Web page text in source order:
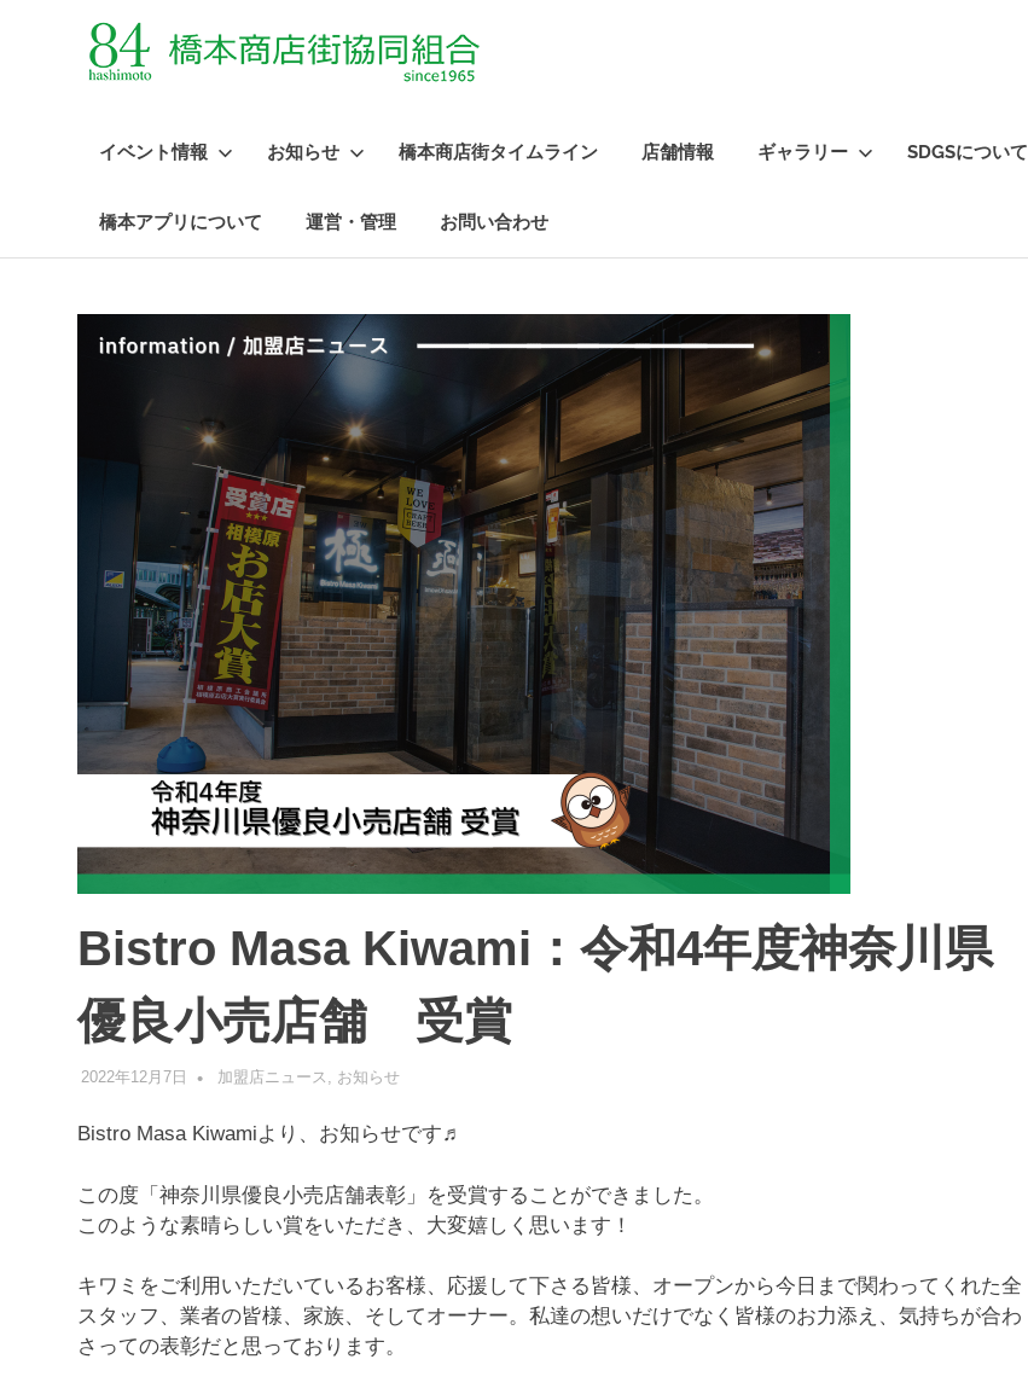
イベント情報 お知らせ 橋本商店街タイムライン 店舗情報 ギャラリー SDGSについて
橋本アプリについて 運営・管理 お問い合わせ
Bistro Masa Kiwami：令和4年度神奈川県
優良小売店舗 受賞
2022年12月7日 管理者
加盟店ニュース お知らせ
Bistro Masa Kiwamiより、お知らせです♬
この度「神奈川県優良小売店舗表彰」を受賞することができました。
このような素晴らしい賞をいただき、大変嬉しく思います！
キワミをご利用いただいているお客様、応援して下さる皆様、オープンから今日まで関わってくれた全
スタッフ、業者の皆様、家族、そしてオーナー。私達の想いだけでなく皆様のお力添え、気持ちが合わ
さっての表彰だと思っております。